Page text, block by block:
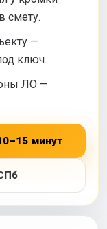
смету.
—
ключ.
ЛО —
минут